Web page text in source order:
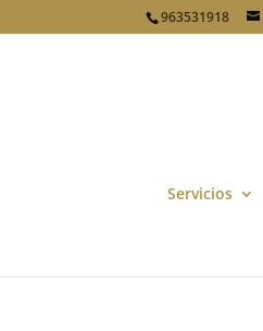
963531918
Servicios